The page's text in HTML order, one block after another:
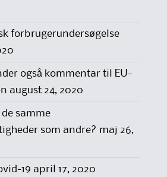
forbrugerundersøgelse
også kommentar til EU-
august 24, 2020
samme
som andre? maj 26,
19 april 17, 2020